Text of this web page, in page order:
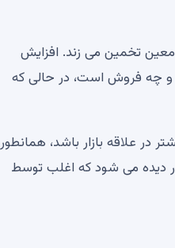
تخمین می زند. افزایش
و چه فروش است، در حالی که
علاقه بازار باشد، همانطور
دیده می شود که اغلب توسط